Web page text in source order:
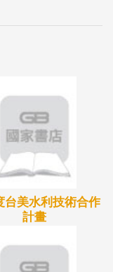
台美水利技術合作
計畫